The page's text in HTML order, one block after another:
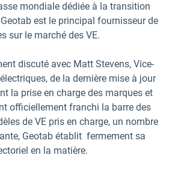
mondiale dédiée à la transition
est le principal fournisseur de
sur le marché des VE.
discuté avec Matt Stevens, Vice-
de la dernière mise à jour
la prise en charge des marques et
officiellement franchi la barre des
de VE pris en charge, un nombre
Geotab établit fermement sa
en la matière.